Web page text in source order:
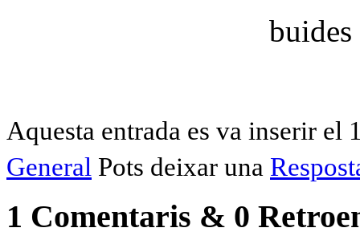
buides
Aquesta entrada es va inserir el
General Pots deixar una
1 Comentaris & 0